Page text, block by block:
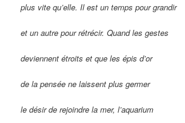
plus vite qu’elle. Il est un temps pour grandir
et un autre pour rétrécir. Quand les gestes
deviennent étroits et que les épis d’or
de la pensée ne laissent plus germer
le désir de rejoindre la mer, l’aquarium